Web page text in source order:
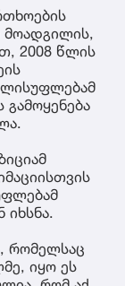
მოადგილის,
2008 წლის
იხსნა.
რომელსაც
იყო ეს